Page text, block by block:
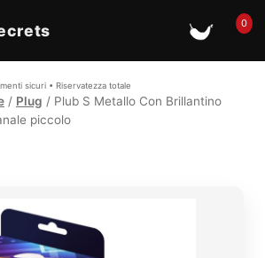
🛒0
sicuri • Riservatezza totale
/ Plug / Plub S Metallo Con Brillantino
piccolo